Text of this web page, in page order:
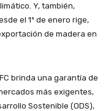
Y, también,
el 1º de enero rige,
de madera en
brinda una garantía de
más exigentes,
Sostenible (ODS),